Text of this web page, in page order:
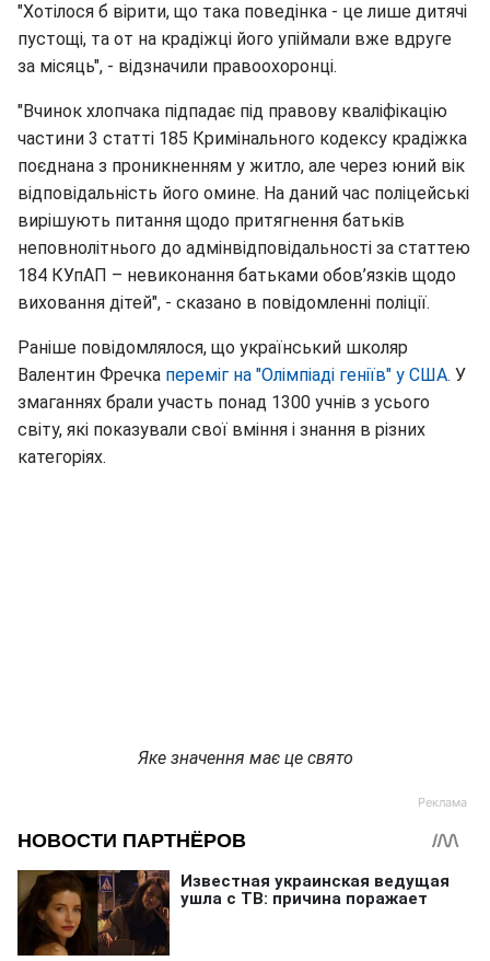
"Хотілося б вірити, що така поведінка - це лише дитячі
пустощі, та от на крадіжці його упіймали вже вдруге
за місяць", - відзначили правоохоронці.
"Вчинок хлопчака підпадає під правову кваліфікацію
частини 3 статті 185 Кримінального кодексу крадіжка
поєднана з проникненням у житло, але через юний вік
відповідальність його омине. На даний час поліцейські
вирішують питання щодо притягнення батьків
неповнолітнього до адмінвідповідальності за статтею
184 КУпАП – невиконання батьками обов’язків щодо
виховання дітей", - сказано в повідомленні поліції.
Раніше повідомлялося, що український школяр
Валентин Фречка переміг на "Олімпіаді геніїв" у США. У
змаганнях брали участь понад 1300 учнів з усього
світу, які показували свої вміння і знання в різних
категоріях.
Яке значення має це свято